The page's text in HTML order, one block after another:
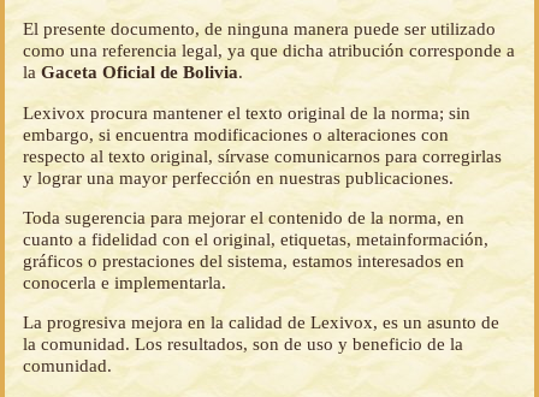
El presente documento, de ninguna manera puede ser utilizado
como una referencia legal, ya que dicha atribución corresponde a
laGaceta Oficial de Bolivia.
Lexivox procura mantener el texto original de la norma; sin
embargo, si encuentra modificaciones o alteraciones con
respecto al texto original, sírvase comunicarnos para corregirlas
y lograr una mayor perfección en nuestras publicaciones.
Toda sugerencia para mejorar el contenido de la norma, en
cuanto a fidelidad con el original, etiquetas, metainformación,
gráficos o prestaciones del sistema, estamos interesados en
conocerla e implementarla.
La progresiva mejora en la calidad de Lexivox, es un asunto de
la comunidad. Los resultados, son de uso y beneficio de la
comunidad.